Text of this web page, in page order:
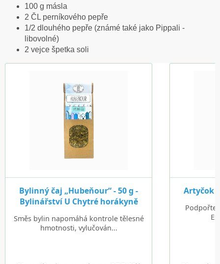
100 g másla
2 ČL perníkového pepře
1/2 dlouhého pepře (známé také jako Pippali -
libovolné)
2 vejce špetka soli